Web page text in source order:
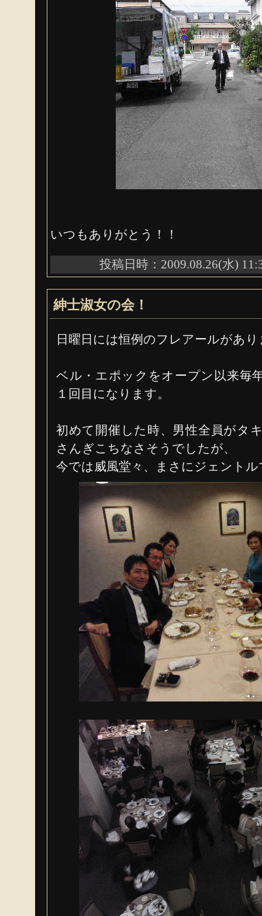
いつもありがとう！！
投稿日時：2009.08.26(水)
紳士淑女の会！
日曜日には恒例のフレアールがあ
ベル・エポックをオープン以来毎
１回目になります。
初めて開催した時、男性全員がタ
さんぎこちなさそうでしたが、
今では威風堂々、まさにジェント